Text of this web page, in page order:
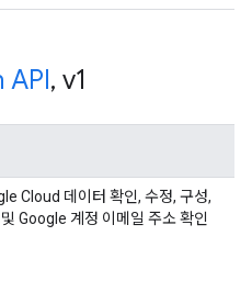
, v1
Cloud 데이터 확인, 수정, 구성,
Google 계정 이메일 주소 확인